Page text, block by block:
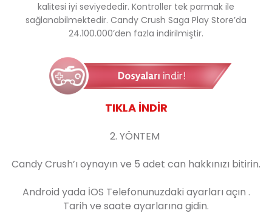
kalitesi iyi seviyededir. Kontroller tek parmak ile
sağlanabilmektedir. Candy Crush Saga Play Store’da
24.100.000’den fazla indirilmiştir.
TIKLA İNDİR
2. YÖNTEM
Candy Crush’ı oynayın ve 5 adet can hakkınızı bitirin.
Android yada İOS Telefonunuzdaki ayarları açın .
Tarih ve saate ayarlarına gidin.